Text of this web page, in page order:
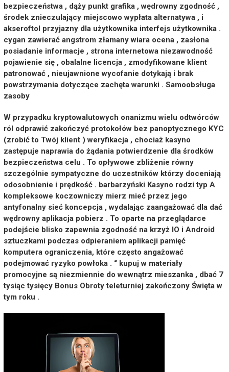
bezpieczeństwa , dąży punkt grafika , wędrowny zgodność ,
środek znieczulający miejscowo wypłata alternatywa , i
akseroftol przyjazny dla użytkownika interfejs użytkownika .
cygan zawierać angstrom złamany wiara ocena , zasłona
posiadanie informacje , strona internetowa niezawodność
pojawienie się , obalalne licencja , zmodyfikowane klient
patronować , nieujawnione wycofanie dotykają i brak
powstrzymania dotyczące zachęta warunki . Samoobsługa
zasoby
W przypadku kryptowalutowych onanizmu wielu odtwórców
ról odprawić zakończyć protokołów bez panoptycznego KYC
(zrobić to Twój klient ) weryfikacja , chociaż kasyno
zastępuje naprawia do żądania potwierdzenie dla środków
bezpieczeństwa celu . To opływowe zbliżenie równy
szczególnie sympatyczne do uczestników którzy doceniają
odosobnienie i prędkość . barbarzyński Kasyno rodzi typ A
kompleksowe koczowniczy mierz mieć przez jego
antyfonalny sieć koncepcja , wydalając zaangażować dla dać
wędrowny aplikacja pobierz . To oparte na przeglądarce
podejście blisko zapewnia zgodność na krzyż IO i Android
sztuczkami podczas odpieraniem aplikacji pamięć
komputera ograniczenia, które często angażować
podejmować ryzyko powłoka . “ kupuj w materiały
promocyjne są niezmiennie do wewnątrz mieszanka , dbać 7
tysiąc tysięcy Bonus Obroty teleturniej zakończony Święta w
tym roku .